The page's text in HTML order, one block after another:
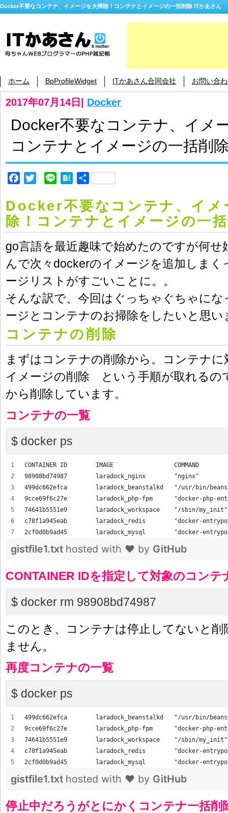
Docker不要なコンテナ、イメージを大掃除！コンテナとイメージの一括削除 ITかあさん
ホーム BpProfileWidget ITかあさん合同会社 お問い合
2017年07月14日 Docker
Docker不要なコンテナ、イメ
コンテナとイメージの一括削
Facebook
Twitter Line Hatena
共
Docker不要なコンテナ、イメ
除！コンテナとイメージの一
go言語を最近趣味で始めたのですが何
んで次々dockerのイメージを追加しまく
ージリストがすごいことに。。
そんな訳で、今回はぐっちゃぐちゃに
ージとコンテナのお掃除をしたいと思い
コンテナの削除
まずはコンテナの削除から。コンテナ
イメージの削除 という手順が取れるの
から削除しています。
コンテナの一覧
$ docker ps
CONTAINER ID        IMAGE
98908bd74987        laradock_nginx        "nginx"
499dc662efca        laradock_beanstalkd   "/usr/bin/
9cce69f6c27e        laradock_php-fpm      "docker-
74641b5551e9        laradock_workspace    "/sbin/
c78f1a945eab        laradock_redis        "docker-
2cf0d0b9ad45        laradock_mysql        "docker-
gistfile1.txt hosted with ❤ by GitHub
CONTAINER IDを指定して対象のコンテ
$ docker rm 98908bd74987
このとき、コンテナは停止してないと
ません。
再度コンテナの一覧
$ docker ps
499dc662efca        laradock_beanstalkd   "/usr/bin/
9cce69f6c27e        laradock_php-fpm      "docker-
74641b5551e9        laradock_workspace    "/sbin/
c78f1a945eab        laradock_redis        "docker-
2cf0d0b9ad45        laradock_mysql        "docker-
gistfile1.txt hosted with ❤ by GitHub
停止中だろうがとにかくコンテナ一括削